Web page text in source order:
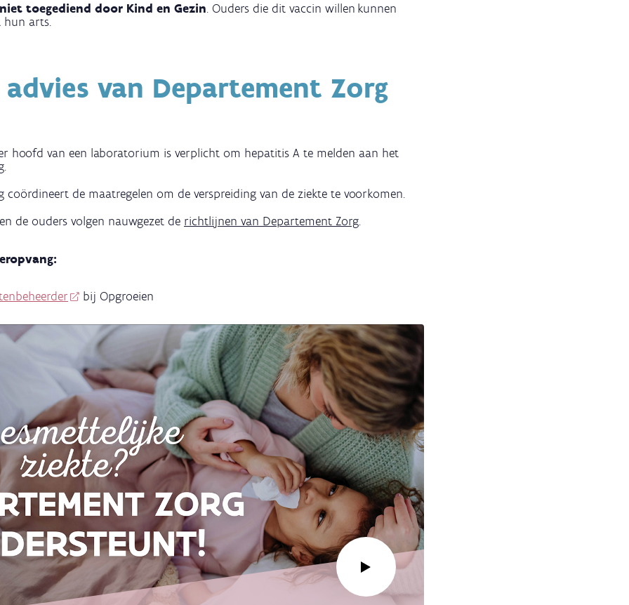
niet toegediend door Kind en Gezin. Ouders die dit vaccin willen kunnen
hun arts.
van Departement Zorg
hoofd van een laboratorium is verplicht om hepatitis A te melden aan het
coördineert de maatregelen om de verspreiding van de ziekte te voorkomen.
de ouders volgen nauwgezet de richtlijnen van Departement Zorg.
bij Opgroeien